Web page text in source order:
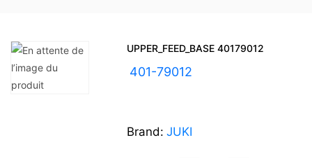
UPPER_FEED_BASE 40179012
401-79012
Brand: JUKI